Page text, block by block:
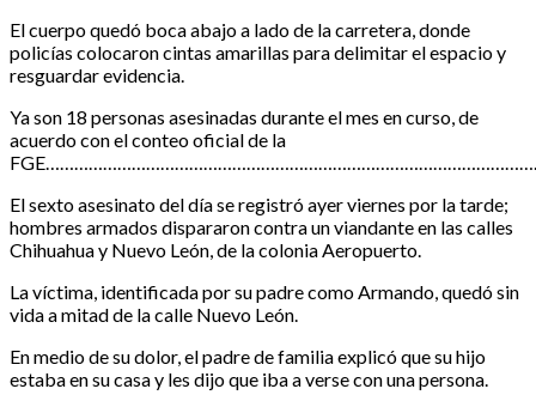
El cuerpo quedó boca abajo a lado de la carretera, donde
policías colocaron cintas amarillas para delimitar el espacio y
resguardar evidencia.
Ya son 18 personas asesinadas durante el mes en curso, de
acuerdo con el conteo oficial de la
El sexto asesinato del día se registró ayer viernes por la tarde;
hombres armados dispararon contra un viandante en las calles
Chihuahua y Nuevo León, de la colonia Aeropuerto.
La víctima, identificada por su padre como Armando, quedó sin
vida a mitad de la calle Nuevo León.
En medio de su dolor, el padre de familia explicó que su hijo
estaba en su casa y les dijo que iba a verse con una persona.